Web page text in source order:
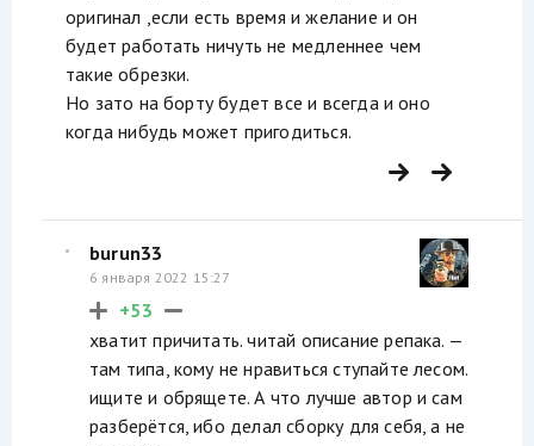
оригинал ,если есть время и желание и он
будет работать ничуть не медленнее чем
такие обрезки.
Но зато на борту будет все и всегда и оно
когда нибудь может пригодиться.
burun33
6 января 2022 15:27
+53
хватит причитать. читай описание репака. —
там типа, кому не нравиться ступайте лесом.
ищите и обрящете. А что лучше автор и сам
разберётся, ибо делал сборку для себя, а не